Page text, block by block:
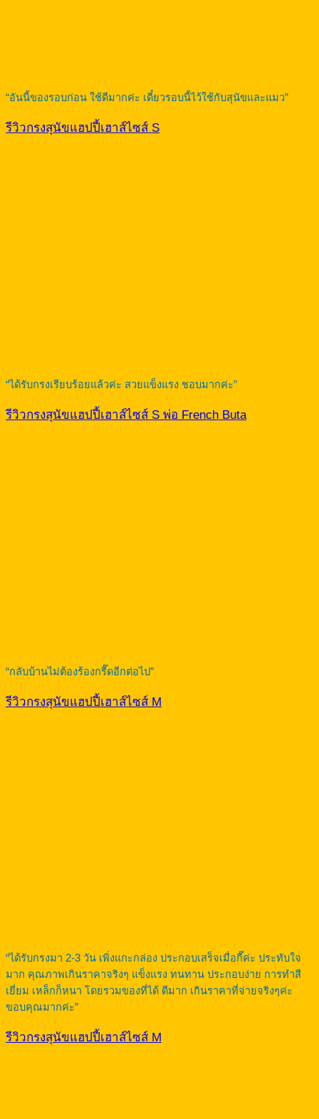
“อันนี้ของรอบก่อน ใช้ดีมากค่ะ เดี๋ยวรอบนี้ไว้ใช้กับสุนัขและแมว”
รีวิวกรงสุนัขแฮปปี้เฮาส์ไซส์ S
“ได้รับกรงเรียบร้อยแล้วค่ะ สวยแข็งแรง ชอบมากค่ะ”
รีวิวกรงสุนัขแฮปปี้เฮาส์ไซส์ S พ่อ French Buta
“กลับบ้านไม่ต้องร้องกรี๊ดอีกต่อไป”
รีวิวกรงสุนัขแฮปปี้เฮาส์ไซส์ M
“ได้รับกรงมา 2-3 วัน เพิ่งแกะกล่อง ประกอบเสร็จเมื่อกี๊ค่ะ ประทับใจ
มาก คุณภาพเกินราคาจริงๆ แข็งแรง ทนทาน ประกอบง่าย การทำสี
เยี่ยม เหล็กก็หนา โดยรวมของที่ได้ ดีมาก เกินราคาที่จ่ายจริงๆค่ะ
ขอบคุณมากค่ะ”
รีวิวกรงสุนัขแฮปปี้เฮาส์ไซส์ M